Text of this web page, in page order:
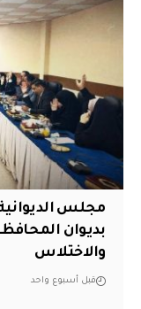
مجلس
بديوان
والاختلاس
قبل أسبوع واحد